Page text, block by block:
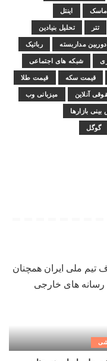
ماسک اینتل
تتر تحلیل بنیادین
دوربین مداربسته رباتیک
شبکه های اجتماعی
قیمت سکه قیمت طلا
آنلاین میزبانی وب
بینی بازارها
گوگل